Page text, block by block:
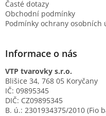
Časté dotazy
Obchodní podmínky
Podmínky ochrany osobních
Informace o nás
VTP tvarovky s.r.o.
Blišice 34, 768 05 Koryčany
IČ: 09895345
DIČ: CZ09895345
B. ú.: 2301934375/2010 (Fio